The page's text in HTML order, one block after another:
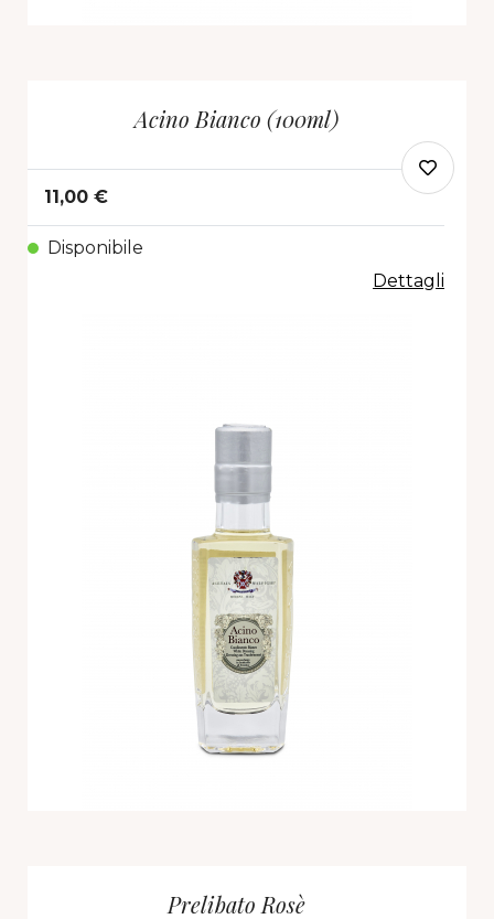
Acino Bianco (100ml)
11,00 €
Disponibile
Dettagli
Prelibato Rosè